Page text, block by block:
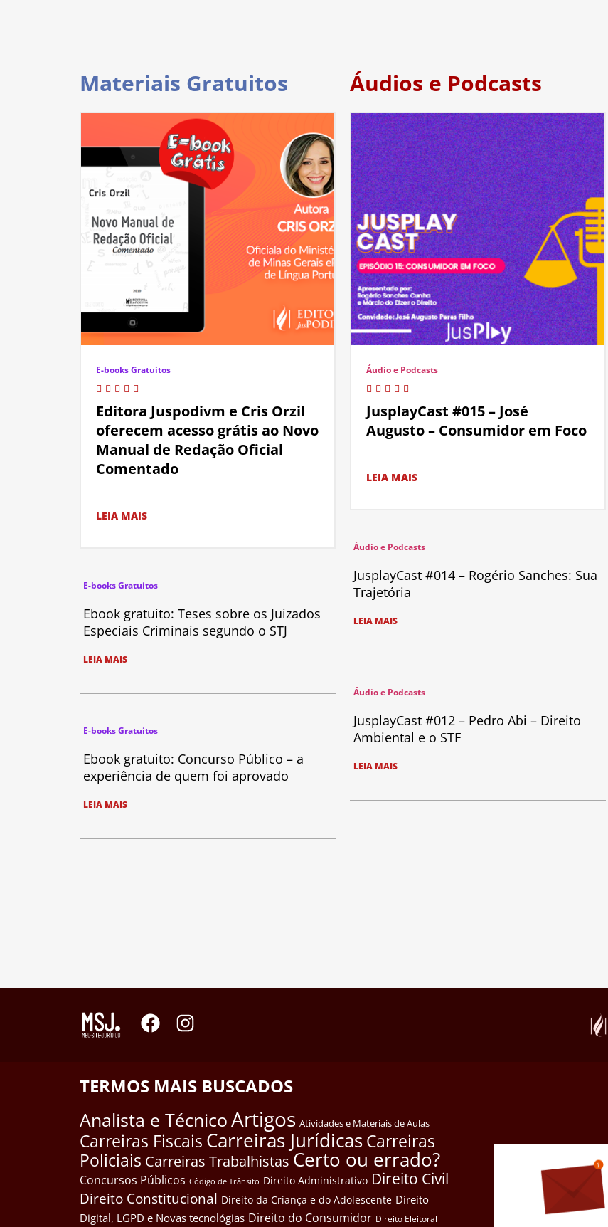
Materiais Gratuitos
E-books Gratuitos
Editora Juspodivm e Cris Orzil
oferecem acesso grátis ao Novo
Manual de Redação Oficial
Comentado
LEIA MAIS
E-books Gratuitos
Ebook gratuito: Teses sobre os Juizados
Especiais Criminais segundo o STJ
LEIA MAIS
E-books Gratuitos
Ebook gratuito: Concurso Público – a
experiência de quem foi aprovado
LEIA MAIS
Áudios e Podcasts
Áudio e Podcasts
JusplayCast #015 – José
Augusto – Consumidor em Foco
LEIA MAIS
Áudio e Podcasts
JusplayCast #014 – Rogério Sanches: Sua
Trajetória
LEIA MAIS
Áudio e Podcasts
JusplayCast #012 – Pedro Abi – Direito
Ambiental e o STF
LEIA MAIS
TERMOS MAIS BUSCADOS
Analista e TécnicoArtigos Atividades e Materiais de Aulas
Carreiras Fiscais Carreiras JurídicasCarreiras
Policiais Carreiras Trabalhistas Certo ou errado?
Concursos Públicos Côdigo de Trânsito Direito Administrativo Direito Civil
Direito Constitucional Direito da Criança e do Adolescente Direito
Digital, LGPD e Novas tecnológias Direito do Consumidor Direito Eleitoral